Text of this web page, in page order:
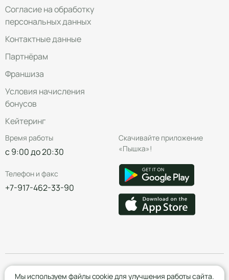
Согласие на обработку
персональных данных
Контактные данные
Партнёрам
Франшиза
Условия начисления
бонусов
Кейтеринг
Время работы
с 9:00 до 20:30
Телефон и факс
+7-917-462-33-90
Скачивайте приложение
«Пышка»!
Мы используем файлы cookie для улучшения работы сайта.